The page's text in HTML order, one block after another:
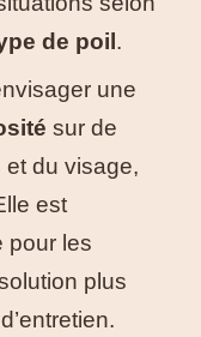
de poil .
une
sur de
du visage,
est
pour les
plus